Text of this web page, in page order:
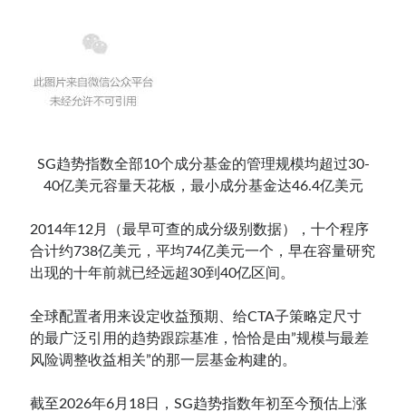
SG趋势指数全部10个成分基金的管理规模均超过30-
40亿美元容量天花板，最小成分基金达46.4亿美元
2014年12月（最早可查的成分级别数据），十个程序
合计约738亿美元，平均74亿美元一个，早在容量研究
出现的十年前就已经远超30到40亿区间。
全球配置者用来设定收益预期、给CTA子策略定尺寸
的最广泛引用的趋势跟踪基准，恰恰是由”规模与最差
风险调整收益相关”的那一层基金构建的。
截至2026年6月18日，SG趋势指数年初至今预估上涨